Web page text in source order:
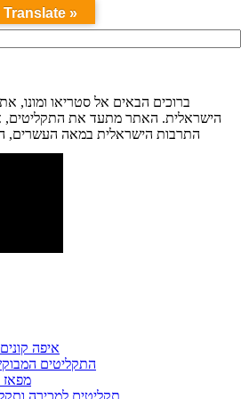
ברוכים הבאים אל סטריאו ומונו,
הישראלית. האתר מתעד את התקליטים,
התרבות הישראלית במאה העשרים,
איפה
100 התקליטים
מפאז
תקליטים למכירה
Translate »